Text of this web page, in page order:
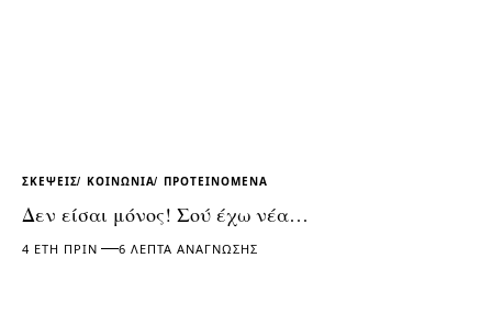
ΣΚΈΨΕΙΣ ΚΟΙΝΩΝΊΑ ΠΡΟΤΕΙΝΌΜΕΝΑ
Δεν είσαι μόνος! Σού έχω νέα…
4 ΈΤΗ ΠΡΙΝ 6 ΛΕΠΤΆ ΑΝΆΓΝΩΣΗΣ